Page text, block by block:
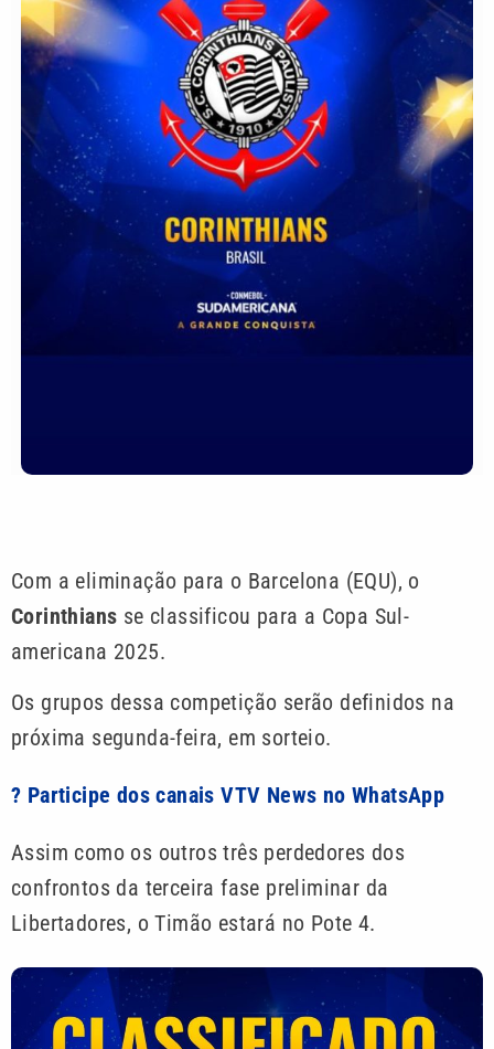
Com a eliminação para o Barcelona (EQU), o
Corinthians se classificou para a Copa Sul-
americana 2025.
Os grupos dessa competição serão definidos na
próxima segunda-feira, em sorteio.
? Participe dos canais VTV News no WhatsApp
Assim como os outros três perdedores dos
confrontos da terceira fase preliminar da
Libertadores, o Timão estará no Pote 4.